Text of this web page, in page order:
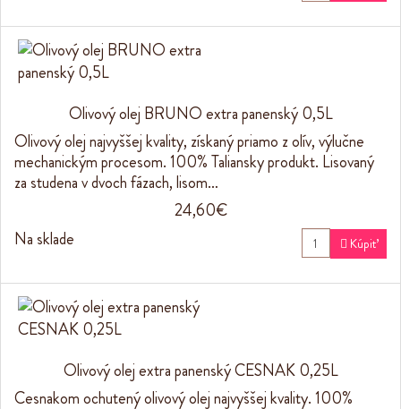
Olivový olej BRUNO extra panenský 0,5L
Olivový olej najvyššej kvality, získaný priamo z olív, výlučne
mechanickým procesom. 100% Taliansky produkt. Lisovaný
za studena v dvoch fázach, lisom…
24,60€
Na sklade
 Kúpiť
Olivový olej extra panenský CESNAK 0,25L
Cesnakom ochutený olivový olej najvyššej kvality. 100%